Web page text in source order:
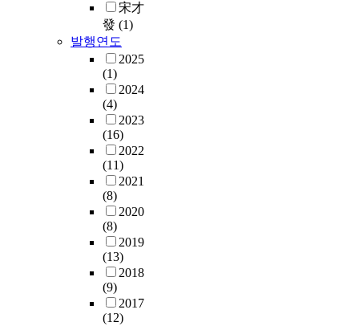
宋才
發 (1)
발행연도
2025
(1)
2024
(4)
2023
(16)
2022
(11)
2021
(8)
2020
(8)
2019
(13)
2018
(9)
2017
(12)